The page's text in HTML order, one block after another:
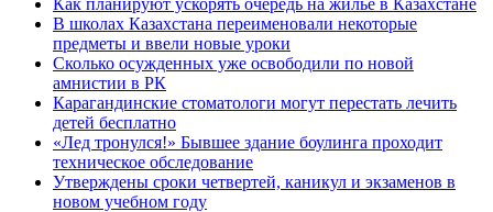
В школах Казахстана переименовали некоторые
предметы и ввели новые уроки
Сколько осужденных уже освободили по новой
амнистии в РК
Карагандинские стоматологи могут перестать лечить
детей бесплатно
«Лед тронулся!» Бывшее здание боулинга проходит
техническое обследование
Утверждены сроки четвертей, каникул и экзаменов в
новом учебном году